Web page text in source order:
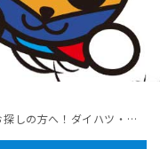
ンでご納車いたしました！｜カーマッチ広島呉店